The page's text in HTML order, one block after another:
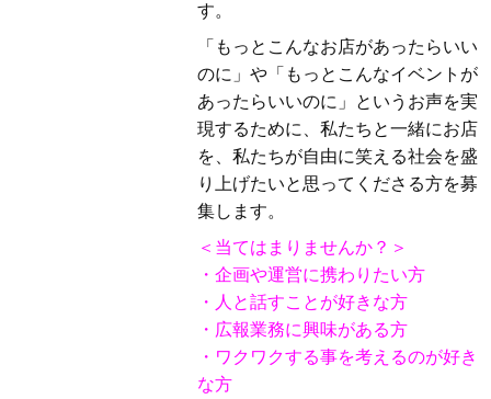
す。
「もっとこんなお店があったらいい
のに」や「もっとこんなイベントが
あったらいいのに」というお声を実
現するために、私たちと一緒にお店
を、私たちが自由に笑える社会を盛
り上げたいと思ってくださる方を募
集します。
＜当てはまりませんか？＞
・企画や運営に携わりたい方
・人と話すことが好きな方
・広報業務に興味がある方
・ワクワクする事を考えるのが好き
な方